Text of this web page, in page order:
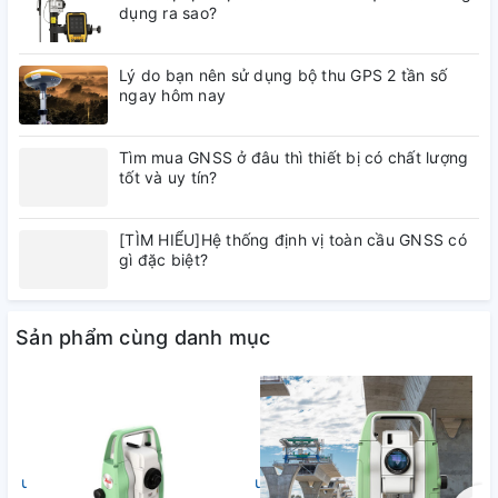
Phạm Vi Góc
Chế Độ Đo
Đo tự động, đo thủ công, đo với
Màn hình cảm ứng màu 3.5 inch
Bộ nhớ trong 8GB, hỗ trợ thẻ nhớ
ngoài
Nguồn Điện
động liên tục lên đến 20 giờ
Chống Nước và
IP54 (chống bụi và nước)
dụng ra sao?
Lý do bạn nên sử dụng bộ thu GPS 2 tần số
ngay hôm nay
Tìm mua GNSS ở đâu thì thiết bị có chất lượng
tốt và uy tín?
[TÌM HIỂU]Hệ thống định vị toàn cầu GNSS có
gì đặc biệt?
Sản phẩm cùng danh mục
undefined undefined